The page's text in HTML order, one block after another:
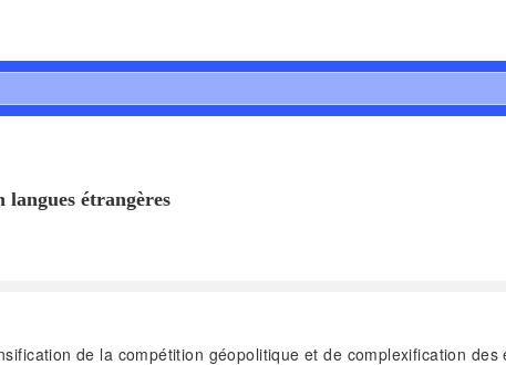
étrangères
de la compétition géopolitique et de complexification